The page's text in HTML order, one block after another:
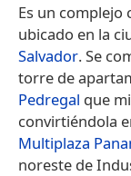
Es un complejo
ubicado en la
Salvador. Se
torre de
Pedregal que
convirtiéndola
Multiplaza
noreste de